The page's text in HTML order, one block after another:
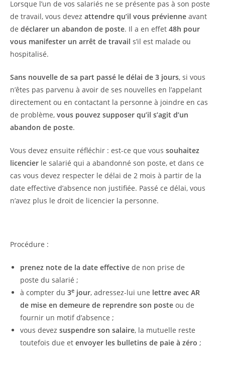
Lorsque l’un de vos salariés ne se présente pas à son poste
de travail, vous devez attendre qu’il vous prévienne avant
de déclarer un abandon de poste. Il a en effet 48h pour
vous manifester un arrêt de travail s’il est malade ou
hospitalisé.
Sans nouvelle de sa part passé le délai de 3 jours, si vous
n’êtes pas parvenu à avoir de ses nouvelles en l’appelant
directement ou en contactant la personne à joindre en cas
de problème, vous pouvez supposer qu’il s’agit d’un
abandon de poste.
Vous devez ensuite réfléchir : est-ce que vous souhaitez
licencier le salarié qui a abandonné son poste, et dans ce
cas vous devez respecter le délai de 2 mois à partir de la
date effective d’absence non justifiée. Passé ce délai, vous
n’avez plus le droit de licencier la personne.
Procédure :
prenez note de la date effective de non prise de
poste du salarié ;
à compter du 3e jour, adressez-lui une lettre avec AR
de mise en demeure de reprendre son poste ou de
fournir un motif d’absence ;
vous devez suspendre son salaire, la mutuelle reste
toutefois due et envoyer les bulletins de paie à zéro ;